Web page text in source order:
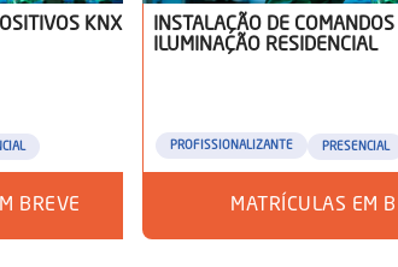
KNX
BREVE
INSTALAÇÃO DE COMANDOS
ILUMINAÇÃO RESIDENCIAL
PRESENCIAL
PROFISSIONALIZANTE
MATRÍCULAS EM